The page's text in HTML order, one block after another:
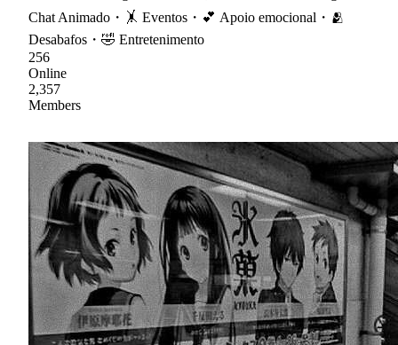
Chat Animado・🤸 Eventos・💕 Apoio emocional・🫂
Desabafos・🤣 Entretenimento
256
Online
2,357
Members